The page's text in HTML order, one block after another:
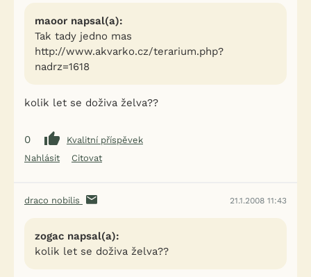
maoor napsal(a):
Tak tady jedno mas
http://www.akvarko.cz/terarium.php?
nadrz=1618
kolik let se doživa želva??
0
Kvalitní příspěvek
Nahlásit
Citovat
draco nobilis 21.1.2008 11:43
zogac napsal(a):
kolik let se doživa želva??